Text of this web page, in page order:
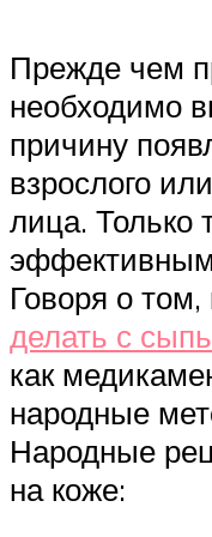
Прежде чем
необходимо
причину
взрослого
лица. Только
Говоря о том,
делать с
как
народные
Народные
на коже: